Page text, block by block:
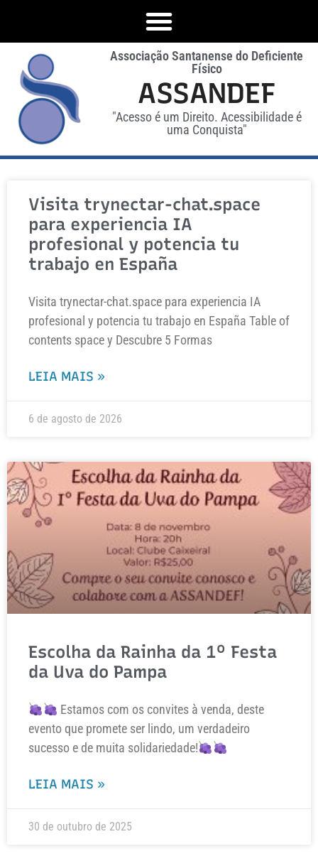
Associação Santanense do Deficiente
Físico
ASSANDEF
"Acesso é um Direito. Acessibilidade é
uma Conquista"
Visita trynectar-chat.space
para experiencia IA
profesional y potencia tu
trabajo en España
Visita trynectar-chat.space para experiencia IA
profesional y potencia tu trabajo en España Table of
contents space y Descubre 5 Formas
LEIA MAIS »
6 de agosto de 2026
Escolha da Rainha da 1º Festa
da Uva do Pampa
Estamos com os convites à venda, deste
evento que promete ser lindo, um verdadeiro
sucesso e de muita solidariedade!
LEIA MAIS »
30 de outubro de 2025